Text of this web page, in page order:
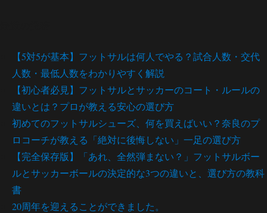
【5対5が基本】フットサルは何人でやる？試合人数・交代
人数・最低人数をわかりやすく解説
【初心者必見】フットサルとサッカーのコート・ルールの
違いとは？プロが教える安心の選び方
初めてのフットサルシューズ、何を買えばいい？奈良のプ
ロコーチが教える「絶対に後悔しない」一足の選び方
【完全保存版】「あれ、全然弾まない？」フットサルボー
ルとサッカーボールの決定的な3つの違いと、選び方の教科
書
20周年を迎えることができました。